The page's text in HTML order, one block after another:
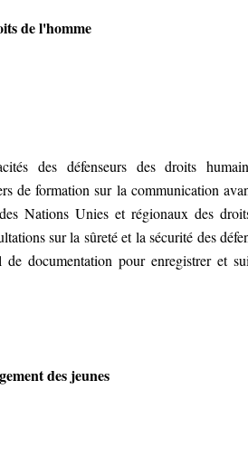
de l'homme
des défenseurs des droits
de formation sur la communication
Nations Unies et régionaux des
sur la sûreté et la sécurité des
documentation pour enregistrer et
des jeunes